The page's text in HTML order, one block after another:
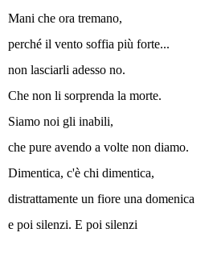
Mani che ora tremano,
perché il vento soffia più forte...
non lasciarli adesso no.
Che non li sorprenda la morte.
Siamo noi gli inabili,
che pure avendo a volte non diamo.
Dimentica, c'è chi dimentica,
distrattamente un fiore una domenica
e poi silenzi. E poi silenzi